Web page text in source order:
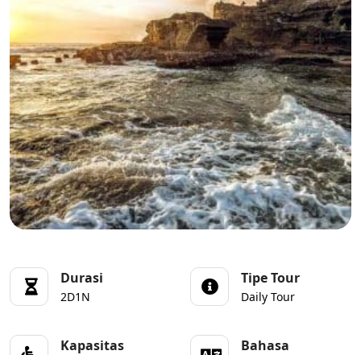
Durasi
2D1N
Tipe Tour
Daily Tour
Kapasitas Bahasa